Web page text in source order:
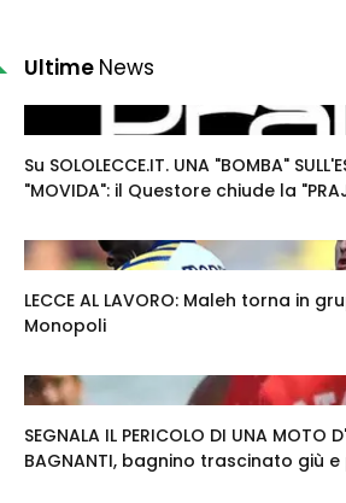
Ultime News
Su SOLOLECCE.IT. UNA "BOMBA"
"MOVIDA": il Questore chiude la
LECCE AL LAVORO: Maleh torna in
Monopoli
SEGNALA IL PERICOLO DI UNA MOTO
BAGNANTI, bagnino trascinato giù